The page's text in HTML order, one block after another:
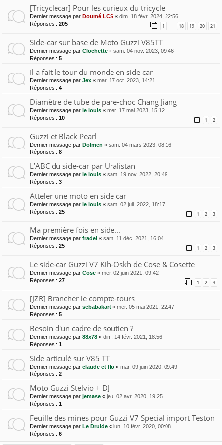
[Tricyclecar] Pour les curieux du tricycle
Dernier message par Doumé LCS « dim. 18 févr. 2024, 22:56
Réponses : 205 1 18 19 20 21
Side-car sur base de Moto Guzzi V85TT
Dernier message par Clochette « sam. 04 nov. 2023, 09:46
Réponses : 5
Il a fait le tour du monde en side car
Dernier message par Jex « mar. 17 oct. 2023, 14:21
Réponses : 4
Diamètre de tube de pare-choc Chang Jiang
Dernier message par le louis « mer. 17 mai 2023, 15:12
Réponses : 10 1 2
Guzzi et Black Pearl
Dernier message par Dolmen « sam. 04 mars 2023, 08:16
Réponses : 8
L’ABC du side-car par Uralistan
Dernier message par le louis « sam. 19 nov. 2022, 20:49
Réponses : 3
Atteler une moto en side car
Dernier message par le louis « sam. 02 juil. 2022, 18:17
Réponses : 25 1 2 3
Ma première fois en side...
Dernier message par fradel « sam. 11 déc. 2021, 16:04
Réponses : 25 1 2 3
Le side-car Guzzi V7 Kih-Oskh de Cose & Cosette
Dernier message par Cose « mer. 02 juin 2021, 09:42
Réponses : 27 1 2 3
[JZR] Brancher le compte-tours
Dernier message par sebabakart « mer. 05 mai 2021, 22:47
Réponses : 5
Besoin d'un cadre de soutien ?
Dernier message par 88x78 « dim. 14 févr. 2021, 18:56
Réponses : 1
Side articulé sur V85 TT
Dernier message par claude et flo « mar. 09 juin 2020, 09:49
Réponses : 2
Moto Guzzi Stelvio + DJ
Dernier message par jemase « jeu. 02 avr. 2020, 19:25
Réponses : 1
Feuille des mines pour Guzzi V7 Special import Teston
Dernier message par Le Druide « lun. 10 févr. 2020, 00:08
Réponses : 6